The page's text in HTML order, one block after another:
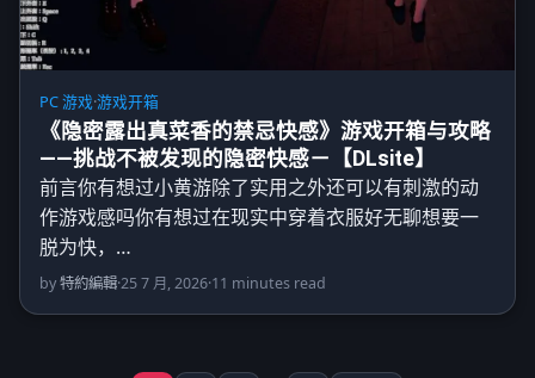
PC 游戏·游戏开箱
《隐密露出真菜香的禁忌快感》游戏开箱与攻略
——挑战不被发现的隐密快感－【DLsite】
前言你有想过小黄游除了实用之外还可以有刺激的动
作游戏感吗你有想过在现实中穿着衣服好无聊想要一
脱为快，…
by特約編輯·25 7 月, 2026·11 minutes read